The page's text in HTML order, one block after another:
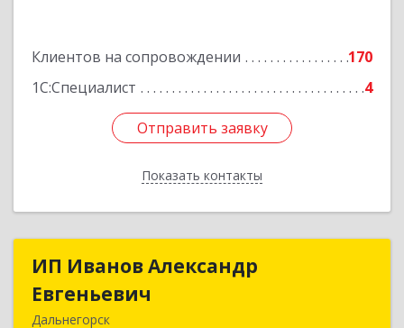
Клиентов на сопровождении
170
1С:Специалист
4
Отправить заявку
Показать контакты
Отправить заявку
Назад
ИП Иванов Александр
Евгеньевич
Дальнегорск
ИП Иванов Александр